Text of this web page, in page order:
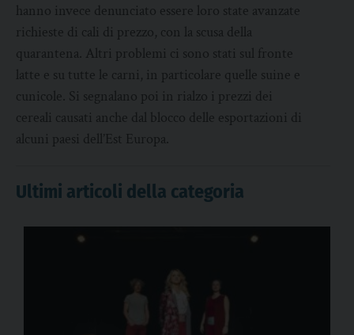
hanno invece denunciato essere loro state avanzate
richieste di cali di prezzo, con la scusa della
quarantena. Altri problemi ci sono stati sul fronte
latte e su tutte le carni, in particolare quelle suine e
cunicole. Si segnalano poi in rialzo i prezzi dei
cereali causati anche dal blocco delle esportazioni di
alcuni paesi dell’Est Europa.
Ultimi articoli della categoria